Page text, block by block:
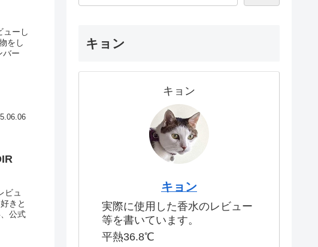
ューし
ビュ
キョン
キョン
キョン
実際に使用した香水のレビュー
等を書いています。
平熱36.8℃